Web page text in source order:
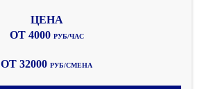
ОТ 4000 РУБ/ЧАС
ОТ 32000 РУБ/СМЕНА